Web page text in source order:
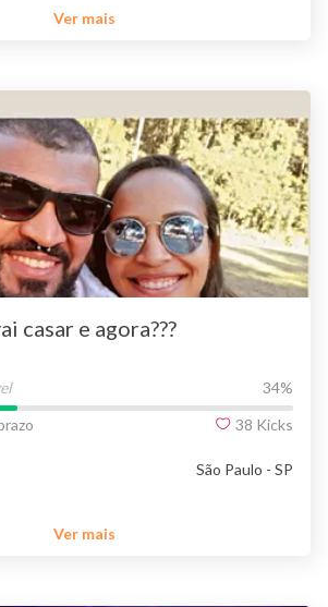
Ver mais
casar e agora???
34%
38 Kicks
São Paulo - SP
Ver mais